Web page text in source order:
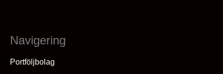
Navigering
Portföljbolag